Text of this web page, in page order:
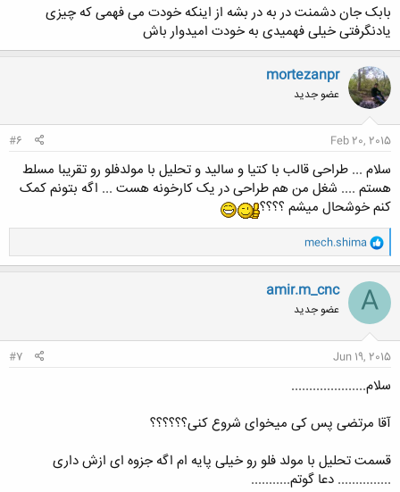
بابک جان دشمنت در به در بشه از اینکه خودت می فهمی که چیزی
یادنگرفتی خیلی فهمیدی به خودت امیدوار باش
mortezanpr
عضو جدید
Feb 20, 2015
#6
سلام ... طراحی قالب با کتیا و سالید و تحلیل با مولدفلو رو تقریبا مسلط
هستم .... شغل من هم طراحی در یک کارخونه هست ... اگه بتونم کمک
کنم خوشحال میشم ؟؟؟؟
و
ا
ک
ن
ش
ه
ا
mech.shima
A
amir.m_cnc
عضو جدید
Jun 19, 2015
#7
سلام.....................
آقا مرتضی پس کی میخوای شروع کنی؟؟؟؟؟؟
قسمت تحلیل با مولد فلو رو خیلی پایه ام اگه جزوه ای ازش داری
............... دعا گوتم...........